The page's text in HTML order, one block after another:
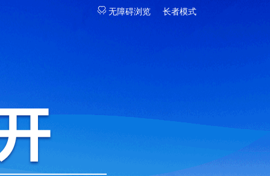
无障碍浏览 长者模式